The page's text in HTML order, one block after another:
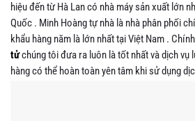
hiệu đến từ Hà Lan có nhà máy sản xuất lớn
Quốc . Minh Hoàng tự nhà là nhà phân phối
khẩu hàng năm là lớn nhất tại Việt Nam .
tửchúng tôi đưa ra luôn là tốt nhất và dịch vụ
hàng có thể hoàn toàn yên tâm khi sử dụng